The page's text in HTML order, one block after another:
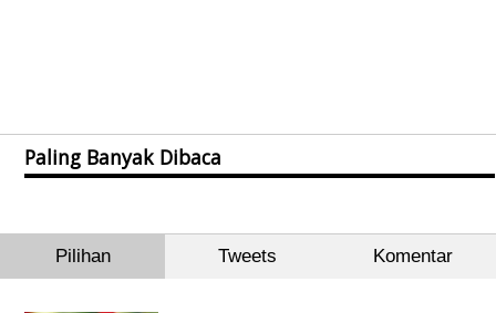
Paling Banyak Dibaca
Pilihan Tweets Komentar